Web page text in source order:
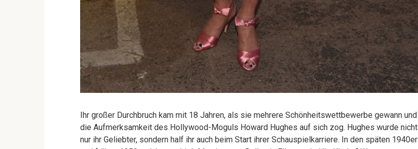
Ihr großer Durchbruch kam mit 18 Jahren, als sie mehrere Schönheitswettbewerbe gewann und
die Aufmerksamkeit des Hollywood-Moguls Howard Hughes auf sich zog. Hughes wurde nicht
nur ihr Geliebter, sondern half ihr auch beim Start ihrer Schauspielkarriere. In den späten 1940er